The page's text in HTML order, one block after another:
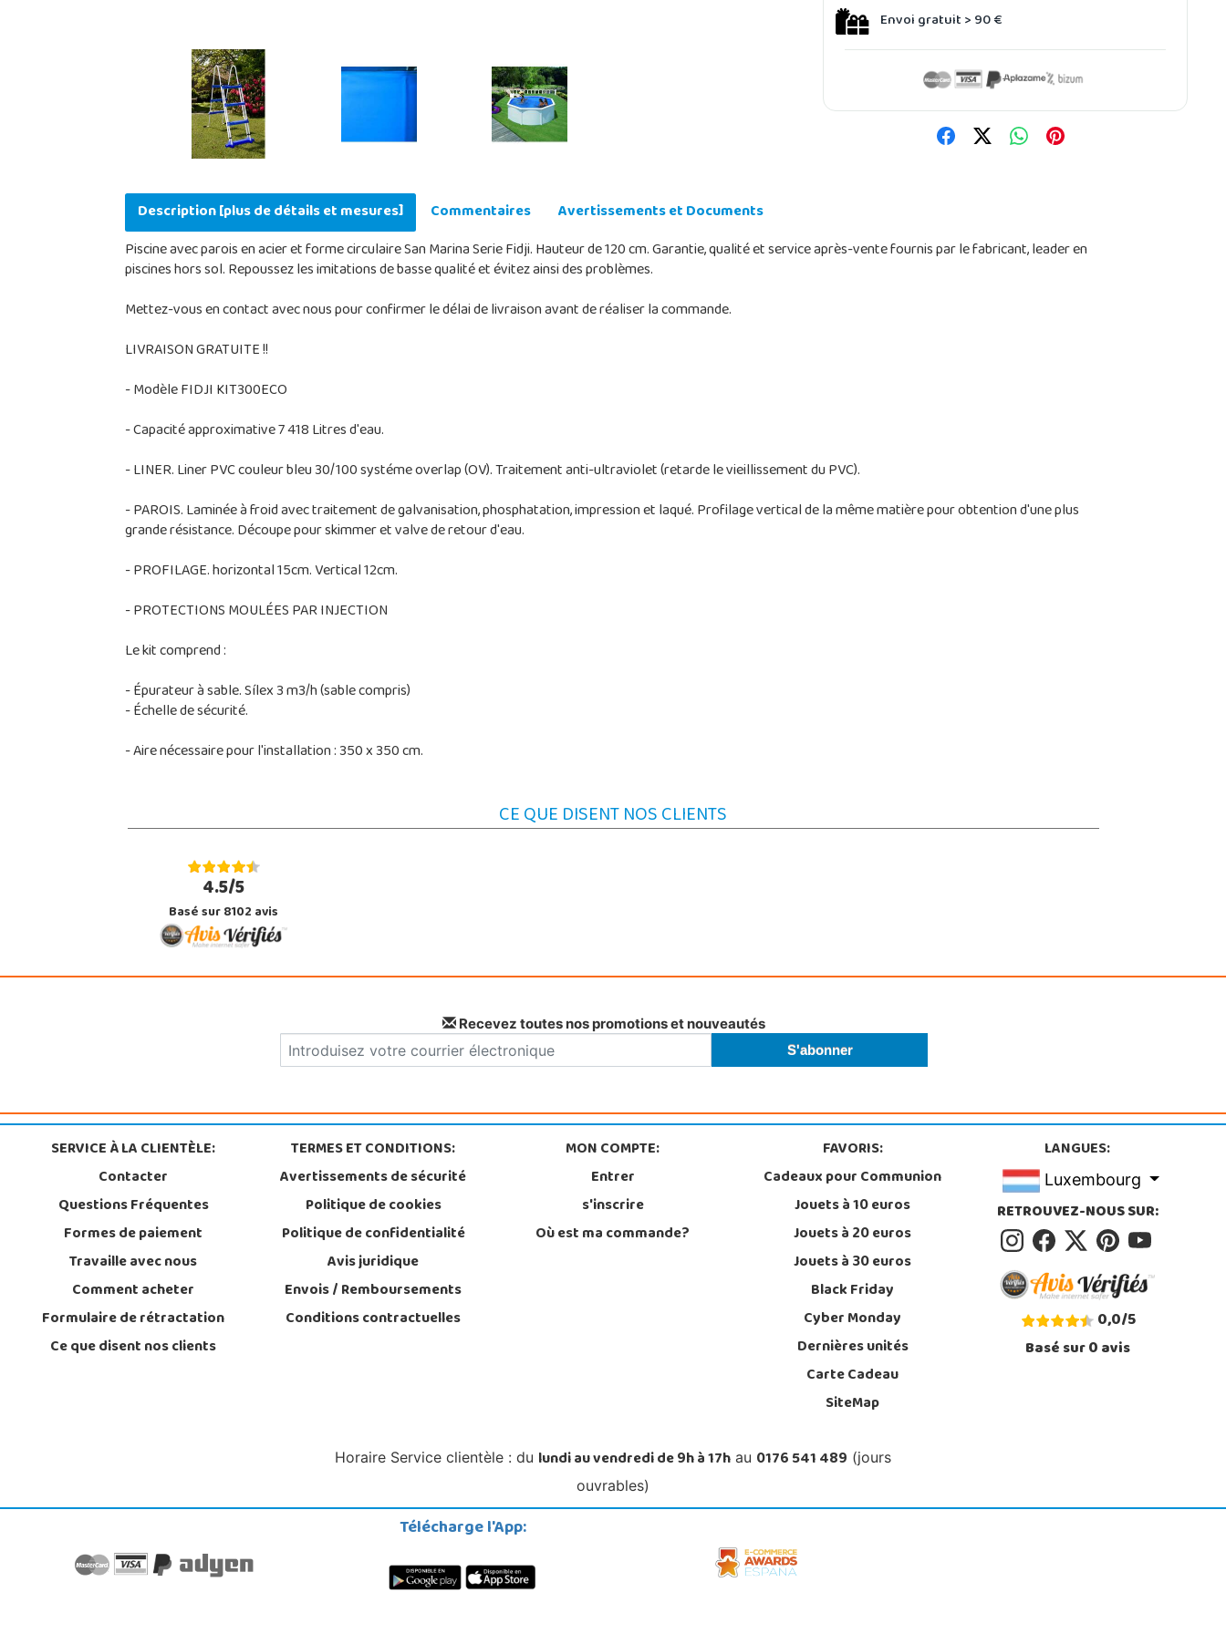
Envoi gratuit > 90 €
Description [plus de détails et mesures] Commentaires
Avertissements et Documents
Piscine avec parois en acier et forme circulaire San Marina Serie Fidji. Hauteur de 120 cm. Garantie, qualité et service après-vente fournis par le fabricant, leader en
piscines hors sol. Repoussez les imitations de basse qualité et évitez ainsi des problèmes.
Mettez-vous en contact avec nous pour confirmer le délai de livraison avant de réaliser la commande.
LIVRAISON GRATUITE !!
- Modèle FIDJI KIT300ECO
- Capacité approximative 7 418 Litres d'eau.
- LINER. Liner PVC couleur bleu 30/100 systéme overlap (OV). Traitement anti-ultraviolet (retarde le vieillissement du PVC).
- PAROIS. Laminée à froid avec traitement de galvanisation, phosphatation, impression et laqué. Profilage vertical de la même matière pour obtention d'une plus
grande résistance. Découpe pour skimmer et valve de retour d'eau.
- PROFILAGE. horizontal 15cm. Vertical 12cm.
- PROTECTIONS MOULÉES PAR INJECTION
Le kit comprend :
- Épurateur à sable. Sílex 3 m3/h (sable compris)
- Échelle de sécurité.
- Aire nécessaire pour l'installation : 350 x 350 cm.
CE QUE DISENT NOS CLIENTS
4.5/5
Basé sur 8102 avis
Recevez toutes nos promotions et nouveautés
SERVICE À LA CLIENTÈLE:
Contacter
Questions Fréquentes
Formes de paiement
Travaille avec nous
Comment acheter
Formulaire de rétractation
Ce que disent nos clients
TERMES ET CONDITIONS:
Avertissements de sécurité
Politique de cookies
Politique de confidentialité
Avis juridique
Envois / Remboursements
Conditions contractuelles
MON COMPTE:
Entrer
s'inscrire
Où est ma commande?
FAVORIS:
Cadeaux pour Communion
Jouets à 10 euros
Jouets à 20 euros
Jouets à 30 euros
Black Friday
Cyber Monday
Dernières unités
Carte Cadeau
SiteMap
LANGUES:
Luxembourg
RETROUVEZ-NOUS SUR:
0,0/5
Basé sur0avis
Horaire Service clientèle : du lundi au vendredi de 9h à 17h au 0176 541 489 (jours
ouvrables)
Télécharge l'App: